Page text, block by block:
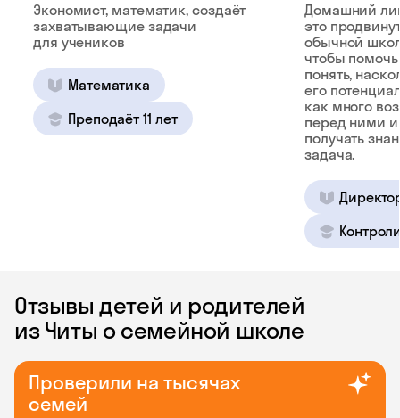
Экономист, математик, создаёт
захватывающие задачи
для учеников
Математика
Преподаёт 11 лет
Домашний
это
обычной
чтобы
понять,
его
как много
перед ними и
получать
задача.
Отзывы детей и родителей
из Читы о семейной школе
Проверили на тысячах
семей